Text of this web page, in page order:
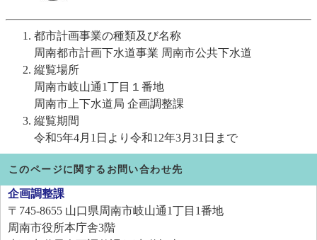
都市計画事業の種類及び名称
周南都市計画下水道事業 周南市公共下水道
縦覧場所
周南市岐山通1丁目１番地
周南市上下水道局 企画調整課
縦覧期間
令和5年4月1日より令和12年3月31日まで
このページに関するお問い合わせ先
企画調整課
〒745-8655 山口県周南市岐山通1丁目1番地
周南市役所本庁舎3階